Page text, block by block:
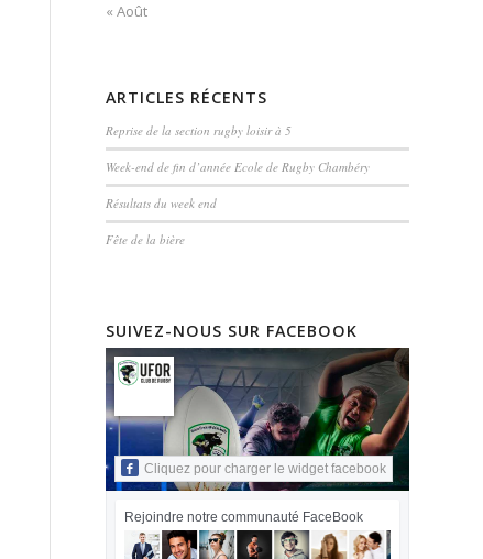
« Août
ARTICLES RÉCENTS
Reprise de la section rugby loisir à 5
Week-end de fin d’année Ecole de Rugby Chambéry
Résultats du week end
Fête de la bière
SUIVEZ-NOUS SUR FACEBOOK
Cliquez pour charger le widget facebook
Rejoindre notre communauté FaceBook